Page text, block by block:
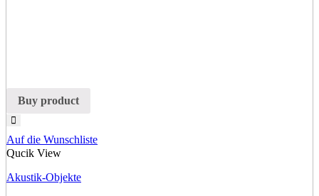
Buy product
Auf die Wunschliste
Qucik View
Akustik-Objekte